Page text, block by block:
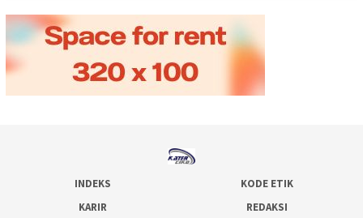
INDEKS
KODE ETIK
KARIR
REDAKSI